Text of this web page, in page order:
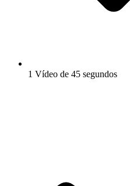
1 Vídeo de 45 segundos